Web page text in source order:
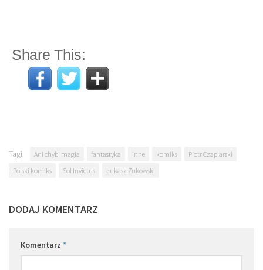
Share This:
Tagi: Ani chybi magia fantastyka Inne komiks
Piotr Czaplarski
Polski komiks
Sol Invictus Łukasz Żukowski
DODAJ KOMENTARZ
Komentarz *